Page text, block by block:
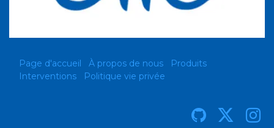
Page d'accueil À propos de nous
Produits
Interventions
Politique vie privée